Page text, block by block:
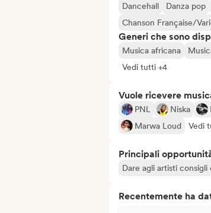
Dancehall Danza pop
Chanson Française/
Generi che sono
Musica africana
Vedi tutti +4
Vuole ricevere
PNL Niska
Marwa Loud
Vedi
Principali
Dare agli artisti
Recentemente ha